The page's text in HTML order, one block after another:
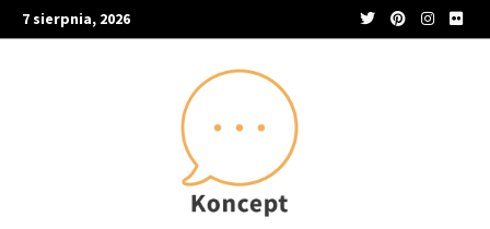
Skip
to
7 sierpnia, 2026